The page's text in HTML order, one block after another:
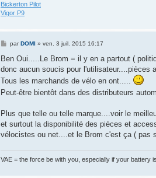
Bickerton Pilot
Vigor P9
M
s
a
g
e
par DOMI » ven. 3 juil. 2015 16:17
Ben Oui.....Le Brom = il y en a partout (
donc aucun soucis pour l'utilisateur....pièces
Tous les marchands de vélo en ont.....
Peut-être bientôt dans des distributeurs
Plus que telle ou telle marque....voir le
et surtout la disponibilité des pièces et
vélocistes ou net....et le Brom c'est ça ( pas
VAE = the force be with you, especially if your battery